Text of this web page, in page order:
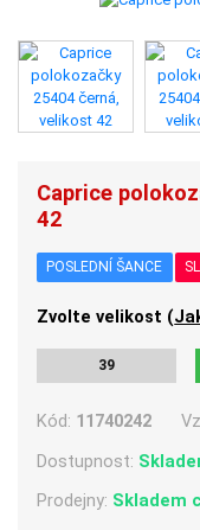
Caprice
42
POSLEDNÍ ŠANCE
Zvolte velikost (
39
Kód: 11740242
Dostupnost:
Prodejny: Skladem